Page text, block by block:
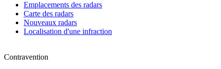
Emplacements des radars
Carte des radars
Nouveaux radars
Localisation d'une infraction
Contravention